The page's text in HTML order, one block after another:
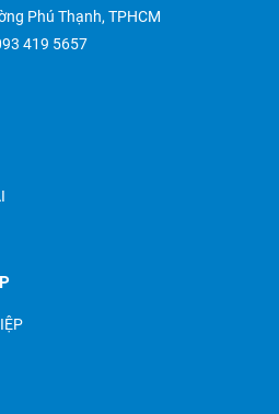
Phú Thạnh, TPHCM
419 5657